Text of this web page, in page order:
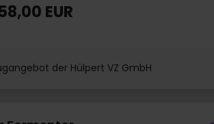
EUR
der Hülpert VZ GmbH